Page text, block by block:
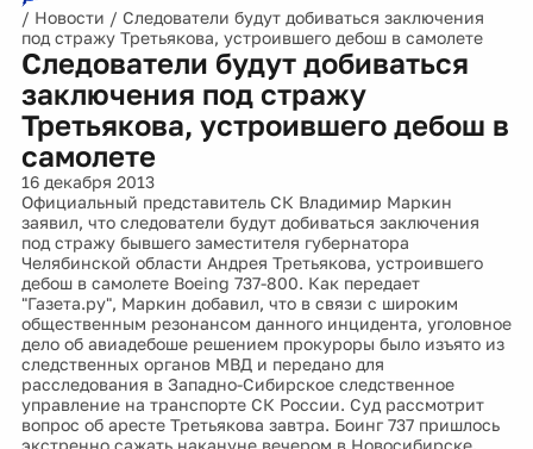
/ Новости / Cледователи будут добиваться заключения
под стражу Третьякова, устроившего дебош в самолете
Cледователи будут добиваться
заключения под стражу
Третьякова, устроившего дебош в
самолете
16 декабря 2013
Официальный представитель СК Владимир Маркин
заявил, что следователи будут добиваться заключения
под стражу бывшего заместителя губернатора
Челябинской области Андрея Третьякова, устроившего
дебош в самолете Boeing 737-800. Как передает
"Газета.ру", Маркин добавил, что в связи с широким
общественным резонансом данного инцидента, уголовное
дело об авиадебоше решением прокуроры было изъято из
следственных органов МВД и передано для
расследования в Западно-Сибирское следственное
управление на транспорте СК России. Суд рассмотрит
вопрос об аресте Третьякова завтра. Боинг 737 пришлось